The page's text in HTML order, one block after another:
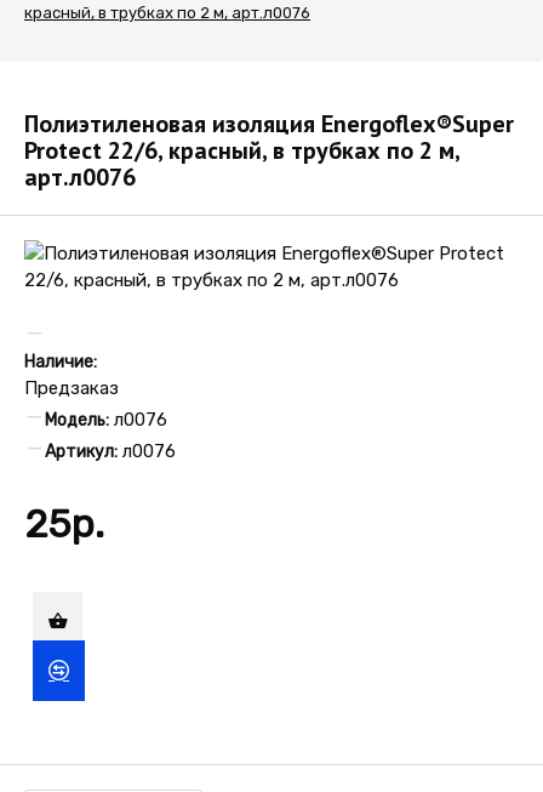
красный, в трубках по 2 м, арт.л0076
Полиэтиленовая изоляция Energoflex®Super
Protect 22/6, красный, в трубках по 2 м,
арт.л0076
Наличие:
Предзаказ
Модель: л0076
Артикул: л0076
25р.